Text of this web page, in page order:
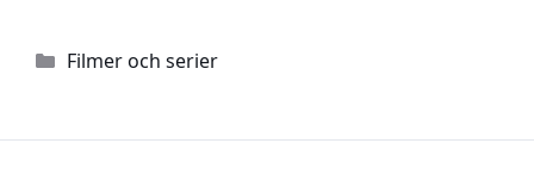
Kategorier
Filmer och serier